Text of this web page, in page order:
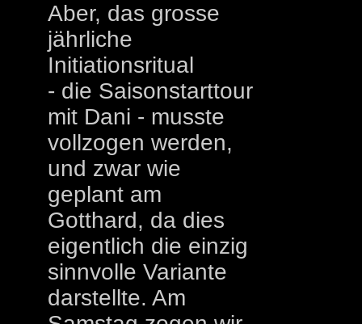
Aber, das grosse
jährliche
Initiationsritual
- die Saisonstarttour
mit Dani - musste
vollzogen werden,
und zwar wie
geplant am
Gotthard, da dies
eigentlich die einzig
sinnvolle Variante
darstellte. Am